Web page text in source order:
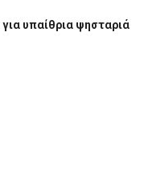
υπαίθρια ψησταριά